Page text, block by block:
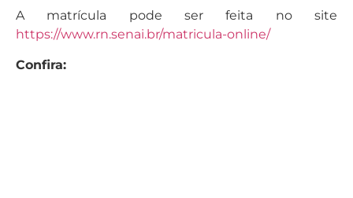
A matrícula pode ser feita no site
https://www.rn.senai.br/matricula-online/
Confira: